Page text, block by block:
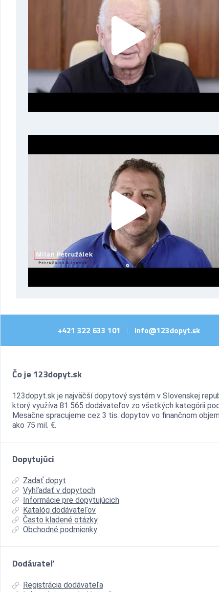
+421 322 633 101 info@123dopyt.sk
Čo je 123dopyt.sk
123dopyt.sk je najväčší dopytový systém v Slovenskej
ktorý využíva 81 565 dodávateľov zo všetkých kategórii
Mesačne spracujeme cez 3 tis. dopytov vo finančnom
ako 75 mil. €.
Dopytujúci
Zadať dopyt
Vyhľadať v dopytoch
Informácie pre dopytujúcich
Katalóg dodávateľov
Často kladené otázky
Obchodné podmienky
Dodávateľ
Registrácia dodávateľa